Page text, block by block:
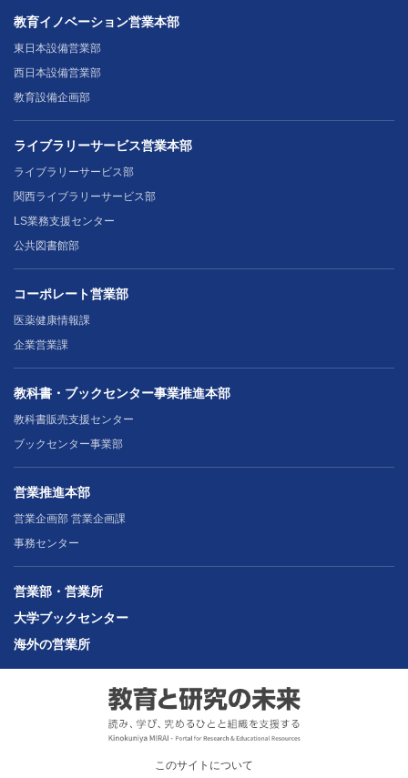
教育イノベーション営業本部
東日本設備営業部
西日本設備営業部
教育設備企画部
ライブラリーサービス営業本部
ライブラリーサービス部
関西ライブラリーサービス部
LS業務支援センター
公共図書館部
コーポレート営業部
医薬健康情報課
企業営業課
教科書・ブックセンター事業推進本部
教科書販売支援センター
ブックセンター事業部
営業推進本部
営業企画部 営業企画課
事務センター
営業部・営業所
大学ブックセンター
海外の営業所
このサイトについて